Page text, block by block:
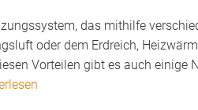
das mithilfe
oder dem Erdreich,
Vorteilen gibt es auch